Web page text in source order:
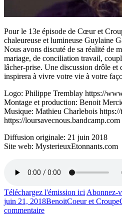
Pour le 13e épisode de Cœur et
chaleureuse et lumineuse Guylaine
Nous avons discuté de sa réalité de
mariage, de conciliation travail,
lâcher-prise. Une discussion drôle et
inspirera à vivre votre vie à votre
Logo: Philippe Tremblay https://
Montage et production: Benoit
Musique: Mathieu Charlebois
https://loursavecnous.bandcamp.com
Diffusion originale: 21 juin 2018
Site web: MysterieuxEtonnants.com
Téléchargez l'émission ici Abonnez-
Publié
le
juin 21, 2018BenoitCatégories
Coeur et Croupe
commentairesur